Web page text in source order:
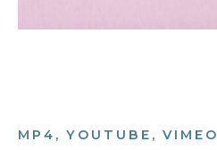
MP4, YOUTUBE, VIMEO